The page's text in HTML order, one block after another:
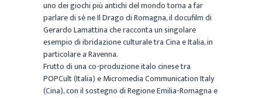
uno dei giochi più antichi del mondo torna a far
parlare di sè ne Il Drago di Romagna, il docufilm di
Gerardo Lamattina che racconta un singolare
esempio di ibridazione culturale tra Cina e Italia, in
particolare a Ravenna.
Frutto di una co-produzione italo cinese tra
POPCult (Italia) e Micromedia Communication Italy
(Cina), con il sostegno di Regione Emilia-Romagna e